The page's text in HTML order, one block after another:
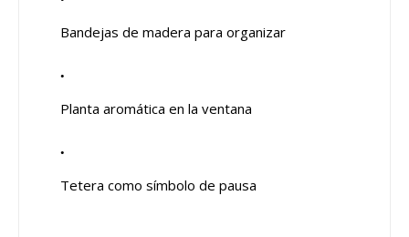
Bandejas de madera para organizar
Planta aromática en la ventana
Tetera como símbolo de pausa